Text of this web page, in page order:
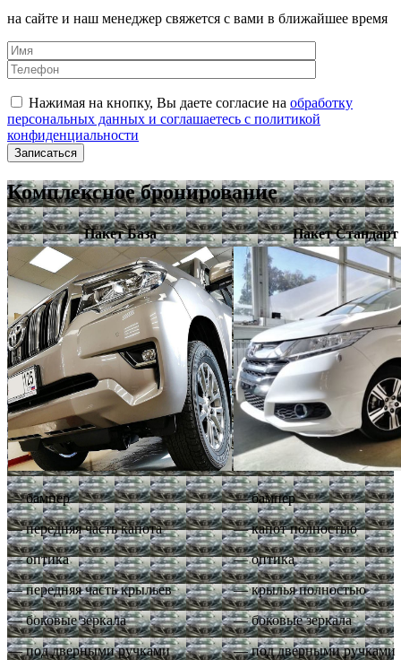
на сайте и наш менеджер свяжется с вами в ближайшее время
Нажимая на кнопку, Вы даете согласие на обработку
персональных данных и соглашаетесь с политикой
конфиденциальности
Комплексное бронирование
Пакет База Пакет Стандарт
— бампер
— передняя часть капота
— оптика
— передняя часть крыльев
— боковые зеркала
— под дверными ручками
— бампер
— капот полностью
— оптика
— крылья полностью
— боковые зеркала
— под дверными ручками